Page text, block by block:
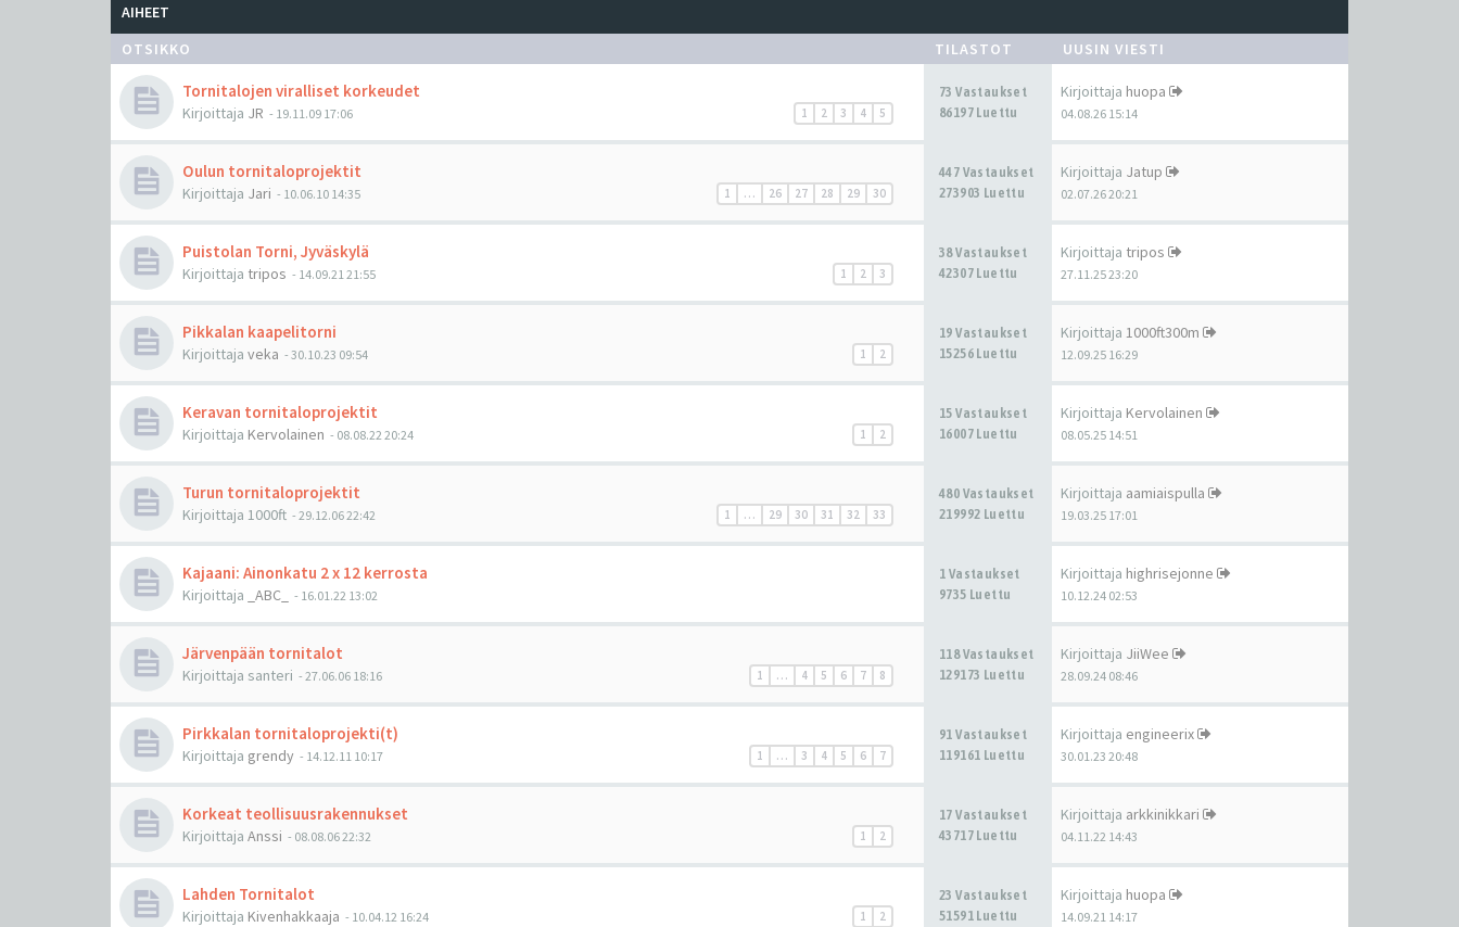
AIHEET
OTSIKKO
TILASTOT UUSIN VIESTI
Tornitalojen viralliset korkeudet
1 2 3 4 5
Kirjoittaja JR - 19.11.09 17:06
73 Vastaukset
86197 Luettu
Kirjoittaja huopa
04.08.26 15:14
Oulun tornitaloprojektit
1 … 26 27 28 29 30
Kirjoittaja Jari - 10.06.10 14:35
447 Vastaukset
273903 Luettu
Kirjoittaja Jatup
02.07.26 20:21
Puistolan Torni, Jyväskylä
1 2 3
Kirjoittaja tripos - 14.09.21 21:55
38 Vastaukset
42307 Luettu
Kirjoittaja tripos
27.11.25 23:20
Pikkalan kaapelitorni
1 2
Kirjoittaja veka - 30.10.23 09:54
19 Vastaukset
15256 Luettu
Kirjoittaja 1000ft300m
12.09.25 16:29
Keravan tornitaloprojektit
1 2
Kirjoittaja Kervolainen - 08.08.22 20:24
15 Vastaukset
16007 Luettu
Kirjoittaja Kervolainen
08.05.25 14:51
Turun tornitaloprojektit
1 … 29 30 31 32 33
Kirjoittaja 1000ft - 29.12.06 22:42
480 Vastaukset
219992 Luettu
Kirjoittaja aamiaispulla
19.03.25 17:01
Kajaani: Ainonkatu 2 x 12 kerrosta
Kirjoittaja _ABC_ - 16.01.22 13:02
1 Vastaukset
9735 Luettu
Kirjoittaja highrisejonne
10.12.24 02:53
Järvenpään tornitalot
1 … 4 5 6 7 8
Kirjoittaja santeri - 27.06.06 18:16
118 Vastaukset
129173 Luettu
Kirjoittaja JiiWee
28.09.24 08:46
Pirkkalan tornitaloprojekti(t)
1 … 3 4 5 6 7
Kirjoittaja grendy - 14.12.11 10:17
91 Vastaukset
119161 Luettu
Kirjoittaja engineerix
30.01.23 20:48
Korkeat teollisuusrakennukset
1 2
Kirjoittaja Anssi - 08.08.06 22:32
17 Vastaukset
43717 Luettu
Kirjoittaja arkkinikkari
04.11.22 14:43
Lahden Tornitalot
1 2
Kirjoittaja Kivenhakkaaja - 10.04.12 16:24
23 Vastaukset
51591 Luettu
Kirjoittaja huopa
14.09.21 14:17